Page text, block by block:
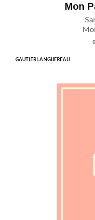
Mon
GAUTIER LANGUEREAU